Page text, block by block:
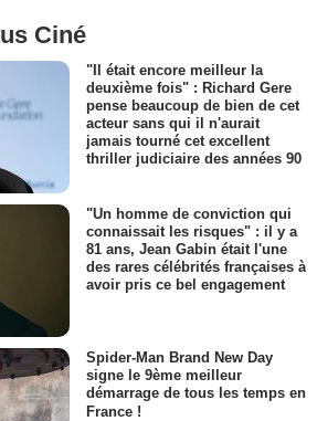
Ciné
"Il était encore meilleur la
deuxième fois" : Richard Gere
pense beaucoup de bien de cet
acteur sans qui il n'aurait
jamais tourné cet excellent
thriller judiciaire des années 90
"Un homme de conviction qui
connaissait les risques" : il y a
81 ans, Jean Gabin était l'une
des rares célébrités françaises à
avoir pris ce bel engagement
Spider-Man Brand New Day
signe le 9ème meilleur
démarrage de tous les temps en
France !